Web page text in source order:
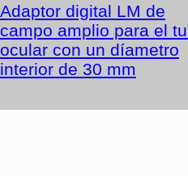
Adaptor digital LM de
campo amplio para el
ocular con un díametro
interior de 30 mm